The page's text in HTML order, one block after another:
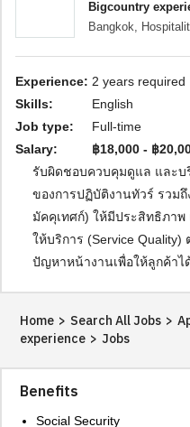
Bigcountry
Bangkok,
Experience:
2 years required
Skills:
English
Job type:
Full-time
Salary:
฿18,000 - ฿
รับผิดชอบควบคุมดูแล และบริหารจัดการความเรียบร้อยรายวัน
ของการปฏิบัติงานทัวร์ รวม
มัคคุเทศก์) ให้มีประสิทธิภา
ให้บริการ (Service
ปัญหาหน้างานเพื่อให้ลูกค้า
Home > Search All Jobs >
experience > Jobs
Benefits
Social Security